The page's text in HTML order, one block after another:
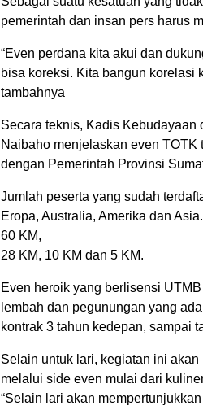
pemerintah dan insan pers harus
“Even perdana kita akui dan
bisa koreksi. Kita bangun korelasi
tambahnya
Secara teknis, Kadis Kebudayaan
Naibaho menjelaskan even
dengan Pemerintah Provinsi
Jumlah peserta yang sudah
Eropa, Australia, Amerika dan
60 KM,
28 KM, 10 KM dan 5 KM.
Even heroik yang berlisensi
lembah dan pegunungan yang
kontrak 3 tahun kedepan, sampai
Selain untuk lari, kegiatan ini
melalui side even mulai dari
“Selain lari akan